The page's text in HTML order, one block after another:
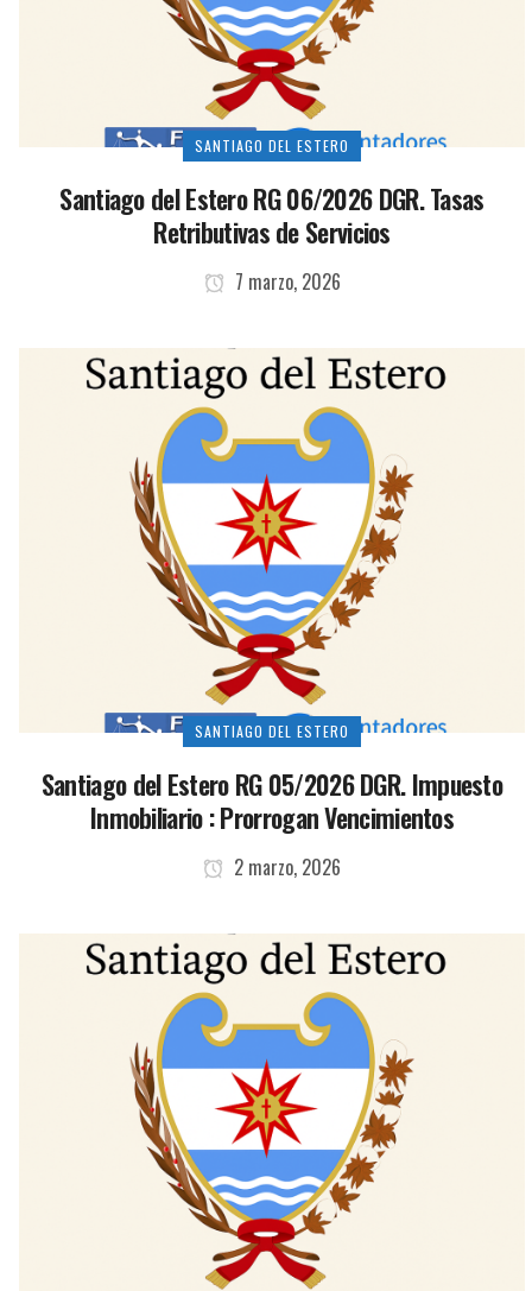
SANTIAGO DEL ESTERO
Santiago del Estero RG 06/2026 DGR. Tasas
Retributivas de Servicios
7 marzo, 2026
SANTIAGO DEL ESTERO
Santiago del Estero RG 05/2026 DGR. Impuesto
Inmobiliario : Prorrogan Vencimientos
2 marzo, 2026